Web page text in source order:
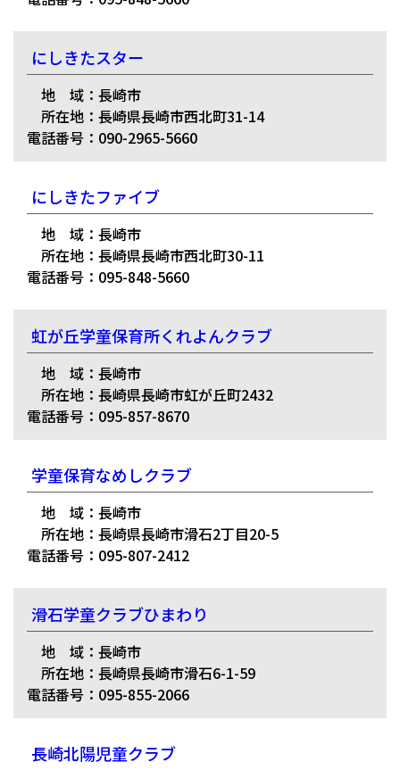
にしきたスター
地 域：長崎市
所在地：長崎県長崎市西北町31-14
電話番号：090-2965-5660
にしきたファイブ
地 域：長崎市
所在地：長崎県長崎市西北町30-11
電話番号：095-848-5660
虹が丘学童保育所くれよんクラブ
地 域：長崎市
所在地：長崎県長崎市虹が丘町2432
電話番号：095-857-8670
学童保育なめしクラブ
地 域：長崎市
所在地：長崎県長崎市滑石2丁目20-5
電話番号：095-807-2412
滑石学童クラブひまわり
地 域：長崎市
所在地：長崎県長崎市滑石6-1-59
電話番号：095-855-2066
長崎北陽児童クラブ